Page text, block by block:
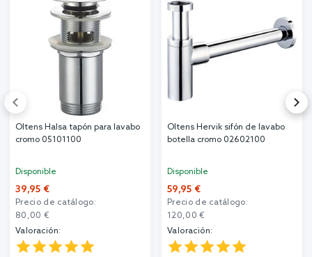
Oltens Halsa tapón para lavabo
cromo 05101100
Disponible
39,95 €
Precio de catálogo:
80,00 €
Valoración:
Oltens Hervik sifón de lavabo
botella cromo 02602100
Disponible
59,95 €
Precio de catálogo:
120,00 €
Valoración: